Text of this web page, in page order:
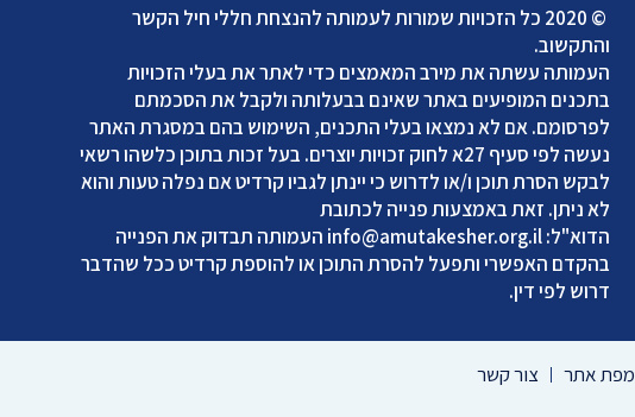
©
2020 כל הזכויות שמורות לעמותה להנצחת חללי חיל הקשר
והתקשוב.
העמותה עשתה את מירב המאמצים כדי לאתר את בעלי הזכויות
בתכנים המופיעים באתר שאינם בבעלותה ולקבל את הסכמתם
לפרסומם. אם לא נמצאו בעלי התכנים, השימוש בהם במסגרת האתר
נעשה לפי סעיף 27א לחוק זכויות יוצרים. בעל זכות בתוכן כלשהו רשאי
לבקש הסרת תוכן ו/או לדרוש כי יינתן לגביו קרדיט אם נפלה טעות והוא
לא ניתן. זאת באמצעות פנייה לכתובת
הדוא"ל:info@amutakesher.org.il העמותה תבדוק את הפנייה
בהקדם האפשרי ותפעל להסרת התוכן או להוספת קרדיט ככל שהדבר
דרוש לפי דין.
מפת אתר צור קשר